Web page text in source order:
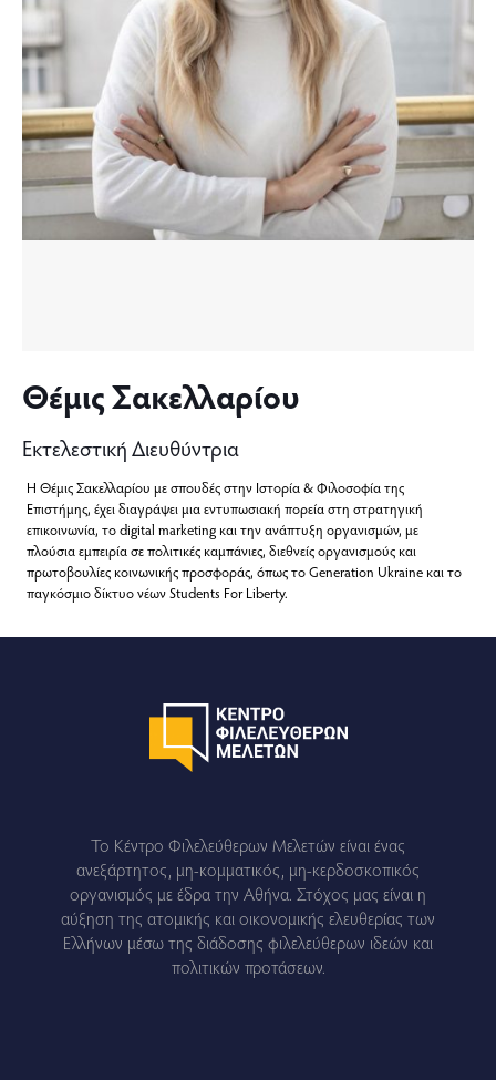
Θέμις Σακελλαρίου
Εκτελεστική Διευθύντρια
Η Θέμις Σακελλαρίου με σπουδές στην Ιστορία & Φιλοσοφία της
Επιστήμης, έχει διαγράψει μια εντυπωσιακή πορεία στη στρατηγική
επικοινωνία, το digital marketing και την ανάπτυξη οργανισμών, με
πλούσια εμπειρία σε πολιτικές καμπάνιες, διεθνείς οργανισμούς και
πρωτοβουλίες κοινωνικής προσφοράς, όπως το Generation Ukraine και το
παγκόσμιο δίκτυο νέων Students For Liberty.
Το Κέντρο Φιλελεύθερων Μελετών είναι ένας
ανεξάρτητος, μη-κομματικός, μη-κερδοσκοπικός
οργανισμός με έδρα την Αθήνα. Στόχος μας είναι η
αύξηση της ατομικής και οικονομικής ελευθερίας των
Ελλήνων μέσω της διάδοσης φιλελεύθερων ιδεών και
πολιτικών προτάσεων.